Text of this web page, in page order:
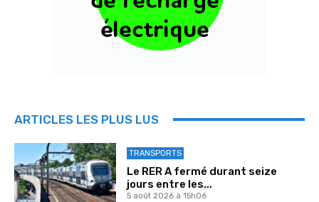
ARTICLES LES PLUS LUS
TRANSPORTS
Le RER A fermé durant seize
jours entre les...
5 août 2026 à 15h06